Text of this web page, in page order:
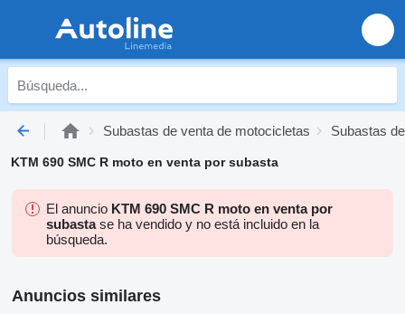
Subastas de venta de motocicletas Subastas
KTM 690 SMC R moto en venta por subasta
El anuncio KTM 690 SMC R moto en venta por
subastase ha vendido y no está incluido en la
búsqueda.
Anuncios similares